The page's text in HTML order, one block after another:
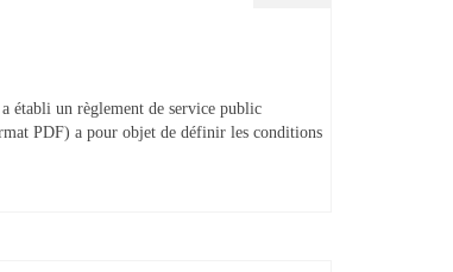
établi un règlement de service public
PDF) a pour objet de définir les conditions